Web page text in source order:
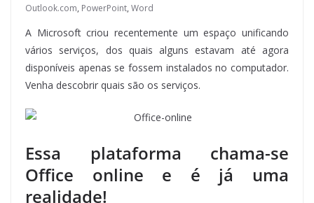
Outlook.com, PowerPoint, Word
A Microsoft criou recentemente um espaço unificando
vários serviços, dos quais alguns estavam até agora
disponíveis apenas se fossem instalados no computador.
Venha descobrir quais são os serviços.
Essa plataforma chama-se
Office online e é já uma
realidade!